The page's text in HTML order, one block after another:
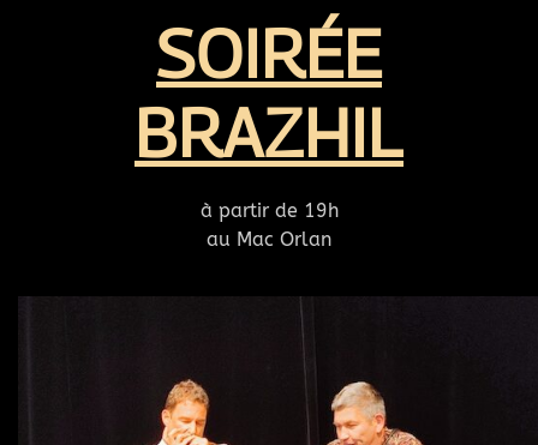
SOIRÉE
BRAZHIL
à partir de 19h
au Mac Orlan